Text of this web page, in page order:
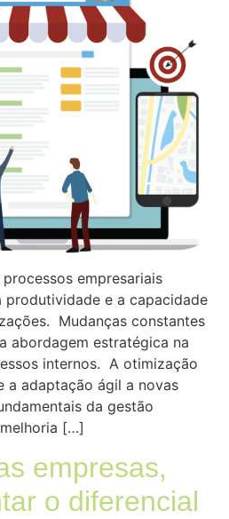
empresariais
produtividade e a capacidade
Mudanças constantes
abordagem estratégica na
internos. A otimização
a adaptação ágil a novas
da gestão
[…]
empresas,
o diferencial